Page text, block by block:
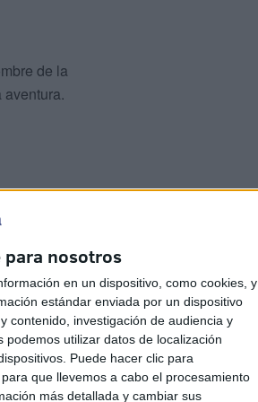
para nosotros
en un dispositivo, como cookies, y
estándar enviada por un dispositivo
contenido, investigación de audiencia y
utilizar datos de localización
Puede hacer clic para
que llevemos a cabo el procesamiento
más detallada y cambiar sus
de la
que se
a
que